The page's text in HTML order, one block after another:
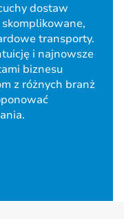
dostaw
transporty.
i najnowsze
biznesu
z różnych branż